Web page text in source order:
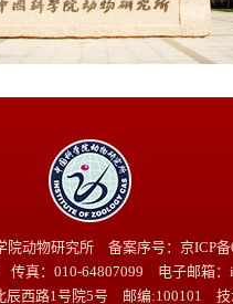
院动物研究所 备案序号：京ICP备
传真：010-64807099 电子邮箱：
辰西路1号院5号 邮编:100101 技